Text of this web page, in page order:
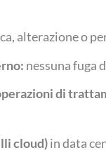
alterazione o
nessuna fuga
di
cloud)in data